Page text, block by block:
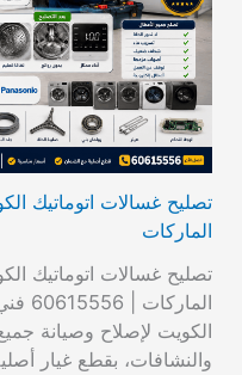
الماركات
الكويت لإصلاح وصيانة
والنشافات، بقطع غيار